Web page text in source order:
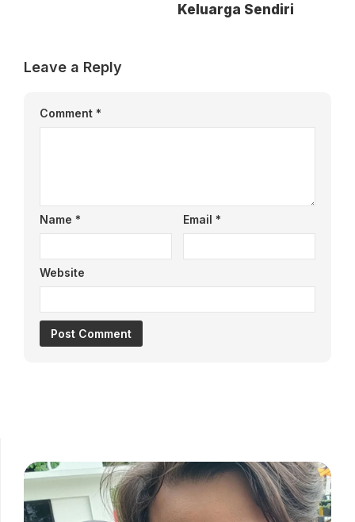
Keluarga Sendiri
Leave a Reply
Comment *
Name * Email *
Website